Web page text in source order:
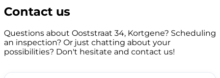
Contact us
Questions about Ooststraat 34, Kortgene? Scheduling
an inspection? Or just chatting about your
possibilities? Don't hesitate and contact us!